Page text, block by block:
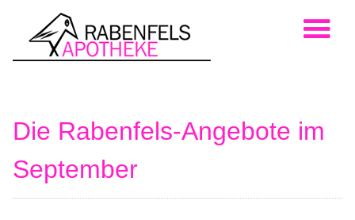
Die Rabenfels-Angebote im
September